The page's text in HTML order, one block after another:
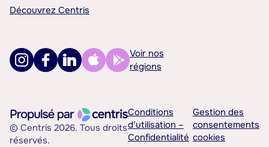
Découvrez Centris
Voir nos
régions
© Centris 2026. Tous droits
réservés.
Conditions
d’utilisation –
Confidentialité
Gestion des
consentements
cookies